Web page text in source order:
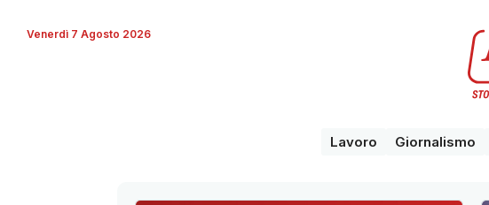
Venerdì 7 Agosto 2026
Lavoro Giornalismo